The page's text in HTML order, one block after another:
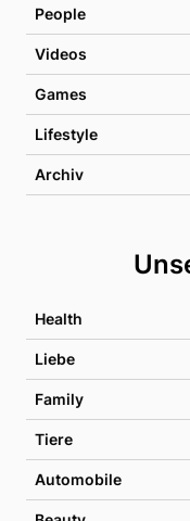
People
Videos
Games
Lifestyle
Archiv
Health
Liebe
Family
Tiere
Automobile